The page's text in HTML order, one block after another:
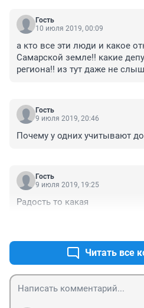
Гость
10 июля 2019, 00:09
а кто все эти люди и какое
Самарской земле!! какие
региона!! из тут даже не
вроде депутат в Госдуме от
не так, а эти просто сидят в
если они такие крутые
новые рабочие места, или
директор завода))) печально
Гость
9 июля 2019, 20:46
Почему у одних учитывают
Гость
9 июля 2019, 19:25
Радость то какая
Читать все